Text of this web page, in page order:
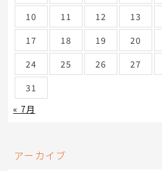
10
11 12 13
17
18 19 20
24
25 26 27
31
« 7月
アーカイブ